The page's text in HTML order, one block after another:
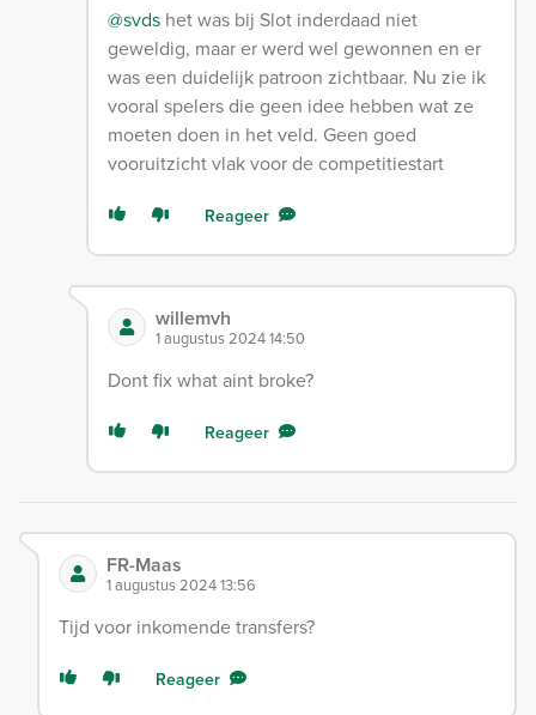
@svdshet was bij Slot inderdaad niet
geweldig, maar er werd wel gewonnen en er
was een duidelijk patroon zichtbaar. Nu zie ik
vooral spelers die geen idee hebben wat ze
moeten doen in het veld. Geen goed
vooruitzicht vlak voor de competitiestart
Reageer
willemvh
1 augustus 2024 14:50
Dont fix what aint broke?
Reageer
FR-Maas
1 augustus 2024 13:56
Tijd voor inkomende transfers?
Reageer